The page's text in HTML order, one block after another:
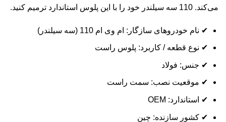
می‌کند. 110 سه سیلندر خود را با این پلوس استاندارد ترمیم کنید.
✔ نام خودروهای سازگار: ام وی ام 110 (سه سیلندر)
✔ نوع قطعه / کاربرد: پلوس راست
✔ جنس: فولاد
✔ موقعیت نصب: سمت راست
✔ استاندارد: OEM
✔ کشور سازنده: چین